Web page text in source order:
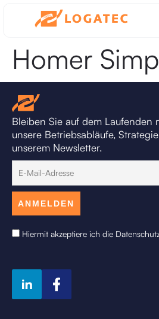
Homer
Bleiben Sie auf dem Laufenden
unsere Betriebsabläufe,
unserem Newsletter.
Hiermit akzeptiere ich die